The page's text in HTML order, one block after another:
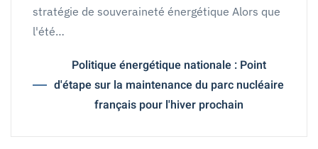
stratégie de souveraineté énergétique Alors que
l'été…
Politique énergétique nationale : Point
d'étape sur la maintenance du parc nucléaire
français pour l'hiver prochain